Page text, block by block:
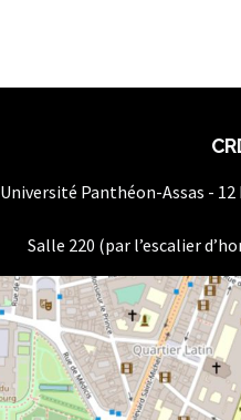
Université Panthéon-Assas - 12
Salle 220 (par l’escalier